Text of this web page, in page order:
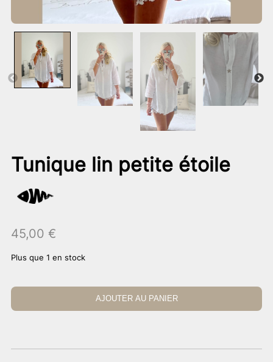
Tunique lin petite étoile
45,00 €
Plus que 1 en stock
AJOUTER AU PANIER